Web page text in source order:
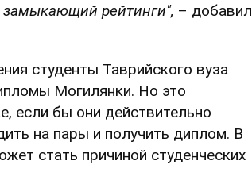
замыкающий рейтинги", – добавил
студенты Таврийского вуза
Могилянки. Но это
если бы они действительно
на пары и получить диплом. В
стать причиной студенческих